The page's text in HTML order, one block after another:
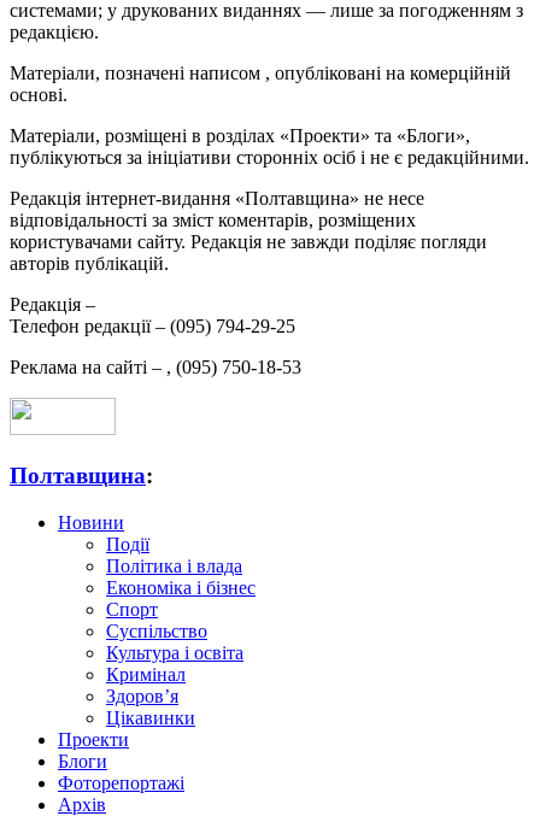
системами; у друкованих виданнях — лише за погодженням з
редакцією.
Матеріали, позначені написом , опубліковані на комерційній
основі.
Матеріали, розміщені в розділах «Проекти» та «Блоги»,
публікуються за ініціативи сторонніх осіб і не є редакційними.
Редакція інтернет-видання «Полтавщина» не несе
відповідальності за зміст коментарів, розміщених
користувачами сайту. Редакція не завжди поділяє погляди
авторів публікацій.
Редакція –
Телефон редакції – (095) 794-29-25
Реклама на сайті – , (095) 750-18-53
Полтавщина:
Новини
Події
Політика і влада
Економіка і бізнес
Спорт
Суспільство
Культура і освіта
Кримінал
Здоров’я
Цікавинки
Проекти
Блоги
Фоторепортажі
Архів